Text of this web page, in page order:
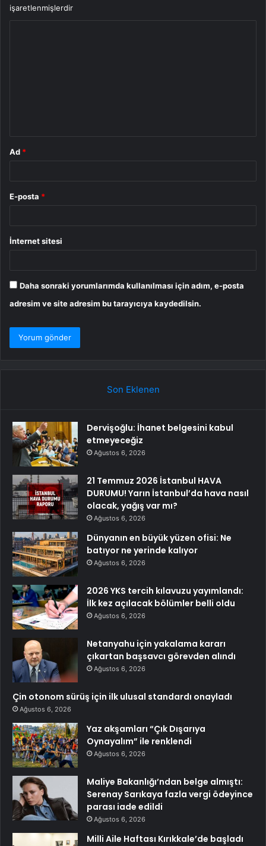
işaretlenmişlerdir
Ad *
E-posta *
İnternet sitesi
Daha sonraki yorumlarımda kullanılması için adım, e-posta
adresim ve site adresim bu tarayıcıya kaydedilsin.
Son Eklenen
Dervişoğlu: İhanet belgesini kabul
etmeyeceğiz
Ağustos 6, 2026
21 Temmuz 2026 İstanbul HAVA
DURUMU! Yarın İstanbul’da hava nasıl
olacak, yağış var mı?
Ağustos 6, 2026
Dünyanın en büyük yüzen ofisi: Ne
batıyor ne yerinde kalıyor
Ağustos 6, 2026
2026 YKS tercih kılavuzu yayımlandı:
İlk kez açılacak bölümler belli oldu
Ağustos 6, 2026
Netanyahu için yakalama kararı
çıkartan başsavcı görevden alındı
Ağustos 6, 2026
Çin otonom sürüş için ilk ulusal standardı onayladı
Ağustos 6, 2026
Yaz akşamları “Çık Dışarıya
Oynayalım” ile renklendi
Ağustos 6, 2026
Maliye Bakanlığı’ndan belge almıştı:
Serenay Sarıkaya fazla vergi ödeyince
parası iade edildi
Ağustos 6, 2026
Milli Aile Haftası Kırıkkale’de başladı